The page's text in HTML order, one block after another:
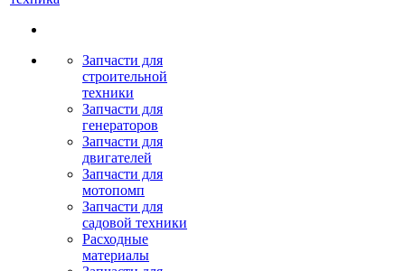
Запчасти для
строительной
техники
Запчасти для
генераторов
Запчасти для
двигателей
Запчасти для
мотопомп
Запчасти для
садовой техники
Расходные
материалы